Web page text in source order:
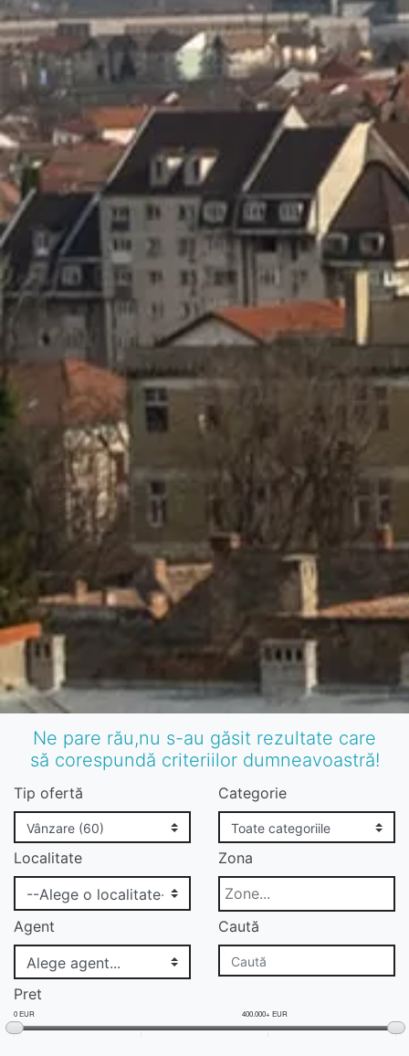
Ne pare rău,nu s-au găsit rezultate care
să corespundă criteriilor dumneavoastră!
Tip ofertă Categorie
Localitate Zona
Agent Caută
Pret
0 EUR 400.000+ EUR